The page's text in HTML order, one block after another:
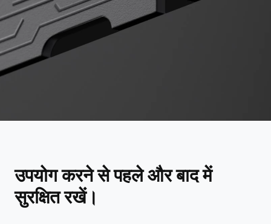
उपयोग करने से पहले और बाद में
सुरक्षित रखें।